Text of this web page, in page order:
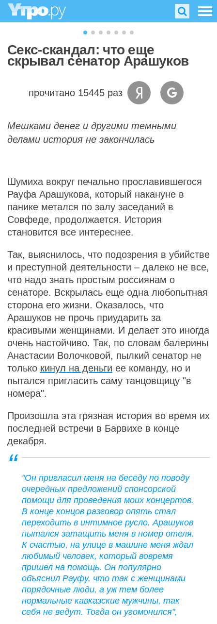
Секс-скандал: что еще
скрывал сенатор Арашуков
прочитано 15445 раз
Мешками денег и другими темными
делами история не закончилась
Шумиха вокруг печально прославившегося
Рауфа Арашукова, который накануне в
панике метался по залу заседаний в
Совфеде, продолжается. История
становится все интереснее.
Так, выяснилось, что подозрения в убийстве
и преступной деятельности – далеко не все,
что надо знать простым россиянам о
сенаторе. Вскрылась еще одна любопытная
сторона его жизни. Оказалось, что
Арашуков не прочь приударить за
красивыми женщинами. И делает это иногда
очень настойчиво. Так, по словам балерины
Анастасии Волочковой, пылкий сенатор не
только кинул на деньги ее команду, но и
пытался пригласить саму танцовщицу "в
номера".
Произошла эта грязная история во время их
последней встречи в Барвихе в конце
декабря.
"Он пригласил меня на беседу по поводу
очередных предложений спонсорской
помощи для проведения моих концертов.
В конце концов разговор опять стал
переходить в интимное русло. Арашуков
пытался затащить меня в номер отеля.
К счастью, на улице в машине меня ждал
любимый человек, который вовремя
пришел на помощь. Он популярно
объяснил Рауфу, что так с женщинами
порядочные люди, а уж тем более
нормальные кавказские мужчины, так
себя не ведут. Тогда он угомонился",